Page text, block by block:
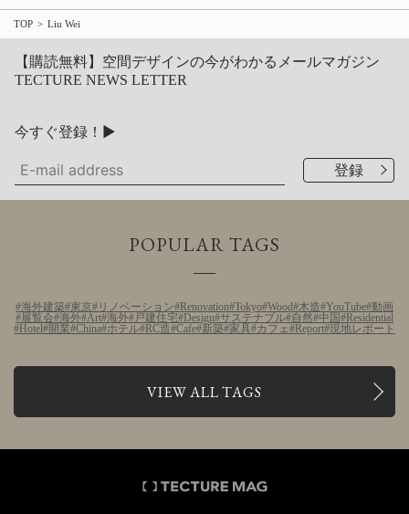
TOP Liu Wei
【購読無料】空間デザインの今がわかるメールマガジン
TECTURE NEWS LETTER
今すぐ登録！▶
POPULAR TAGS
海外建築 東京 リノベーション Renovation Tokyo Wood 木造 YouTube 動画
展覧会 海外 Art 海外 戸建住宅 Design サステナブル 自然 中国 Residential
Hotel 開業 China ホテル RC造 Cafe 新築 家具 カフェ Report 現地レポート
VIEW ALL TAGS